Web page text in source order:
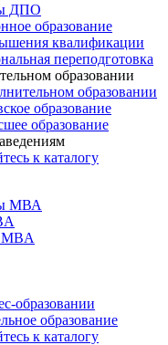
ДПО
образование
квалификации
переподготовка
образовании
образовании
образование
образование
к каталогу
МВА
MBA
образовании
образование
к каталогу